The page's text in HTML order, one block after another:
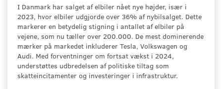
I Danmark har salget af elbiler nået nye højder, især i
2023, hvor elbiler udgjorde over 36% af nybilsalget. Dette
markerer en betydelig stigning i antallet af elbiler på
vejene, som nu tæller over 200.000. De mest dominerende
mærker på markedet inkluderer Tesla, Volkswagen og
Audi. Med forventninger om fortsat vækst i 2024,
understøttes udbredelsen af politiske tiltag som
skatteincitamenter og investeringer i infrastruktur.